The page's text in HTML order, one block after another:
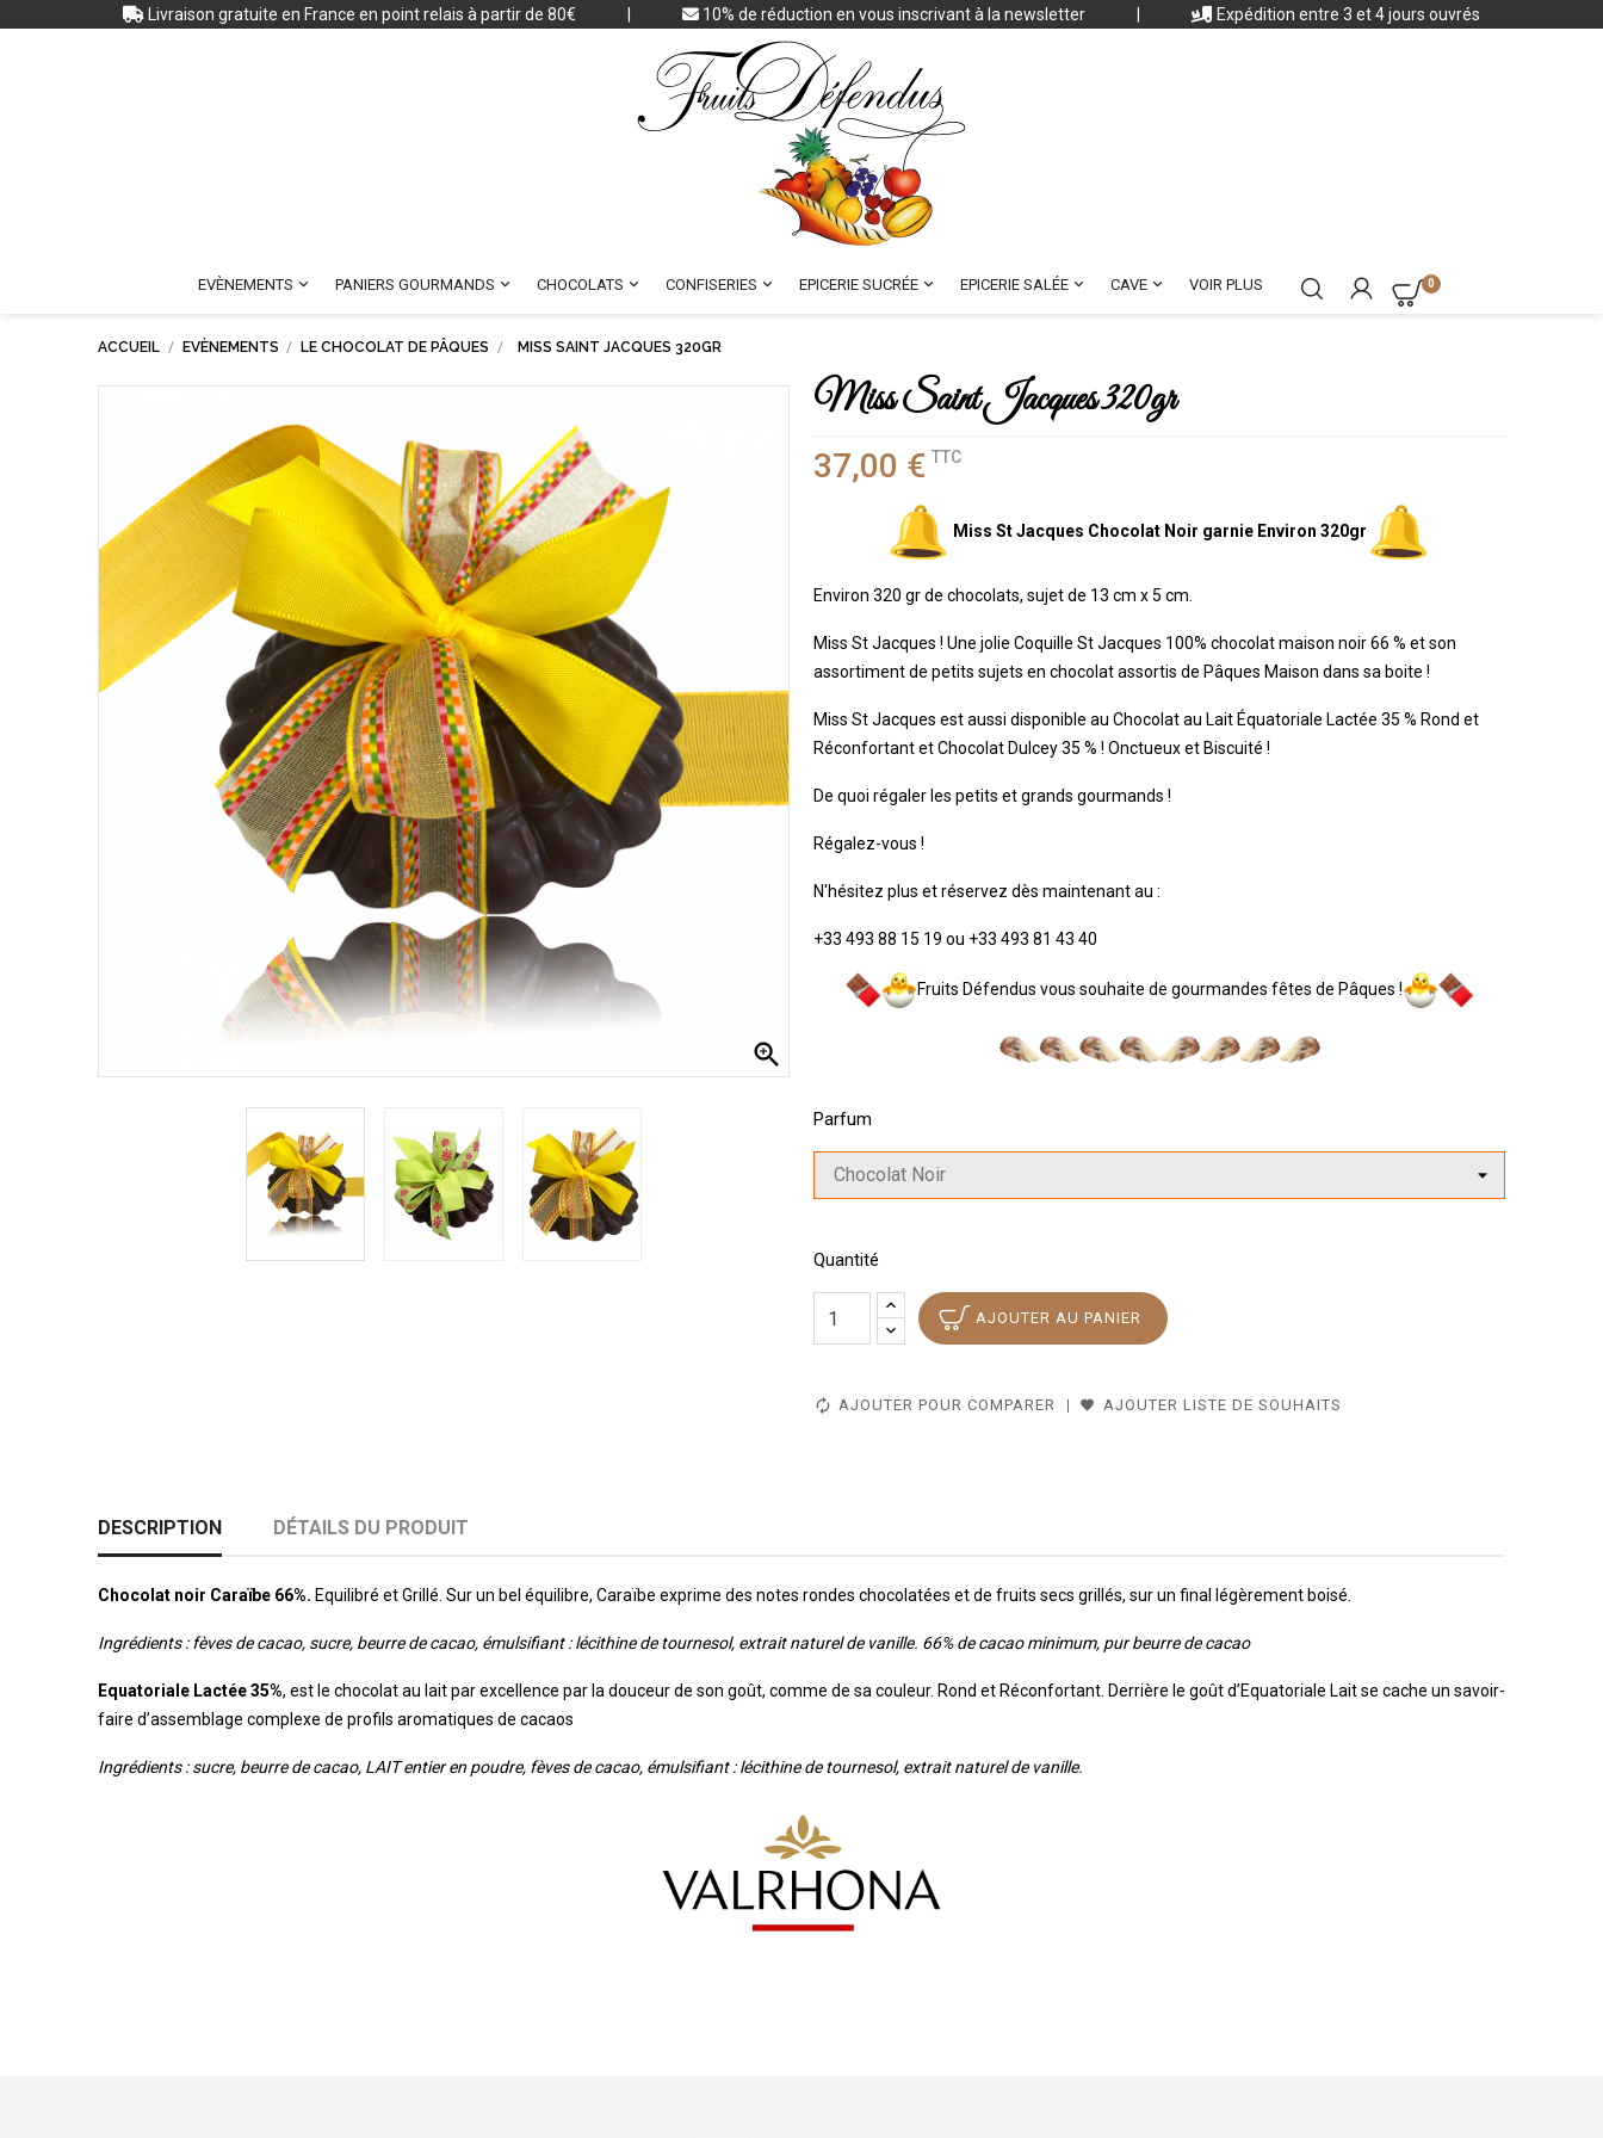
Livraison gratuite en France en point relais à partir de 80€ 10% de réduction en vous inscrivant à la newsletter Expédition entre 3 et 4 jours ouvrés

EVÈNEMENTS 
PANIERS GOURMANDS 
CHOCOLATS 
CONFISERIES 
EPICERIE SUCRÉE 
EPICERIE SALÉE 
CAVE VOIR PLUS 0
ACCUEIL EVÈNEMENTS LE CHOCOLAT DE PÂQUES MISS SAINT JACQUES 320GR

Miss Saint Jacques 320gr
37,00 € TTC
Miss St Jacques Chocolat Noir garnie Environ 320gr
Environ 320 gr de chocolats, sujet de 13 cm x 5 cm.
Miss St Jacques ! Une jolie Coquille St Jacques 100% chocolat maison noir 66 % et son
assortiment de petits sujets en chocolat assortis de Pâques Maison dans sa boite !
Miss St Jacques est aussi disponible au Chocolat au Lait Équatoriale Lactée 35 % Rond et
Réconfortant et Chocolat Dulcey 35 % ! Onctueux et Biscuité !
De quoi régaler les petits et grands gourmands !
Régalez-vous !
N'hésitez plus et réservez dès maintenant au :
+33 493 88 15 19 ou +33 493 81 43 40
Fruits Défendus vous souhaite de gourmandes fêtes de Pâques !
Parfum
Quantité
AJOUTER AU PANIER
AJOUTER POUR COMPARER AJOUTER LISTE DE SOUHAITS
DESCRIPTION DÉTAILS DU PRODUIT
Chocolat noir Caraïbe 66%. Equilibré et Grillé. Sur un bel équilibre, Caraïbe exprime des notes rondes chocolatées et de fruits secs grillés, sur un final légèrement boisé.
Ingrédients : fèves de cacao, sucre, beurre de cacao, émulsifiant : lécithine de tournesol, extrait naturel de vanille. 66% de cacao minimum, pur beurre de cacao
Equatoriale Lactée 35%, est le chocolat au lait par excellence par la douceur de son goût, comme de sa couleur. Rond et Réconfortant. Derrière le goût d’Equatoriale Lait se cache un savoir-
faire d’assemblage complexe de profils aromatiques de cacaos
Ingrédients : sucre, beurre de cacao, LAIT entier en poudre, fèves de cacao, émulsifiant : lécithine de tournesol, extrait naturel de vanille.